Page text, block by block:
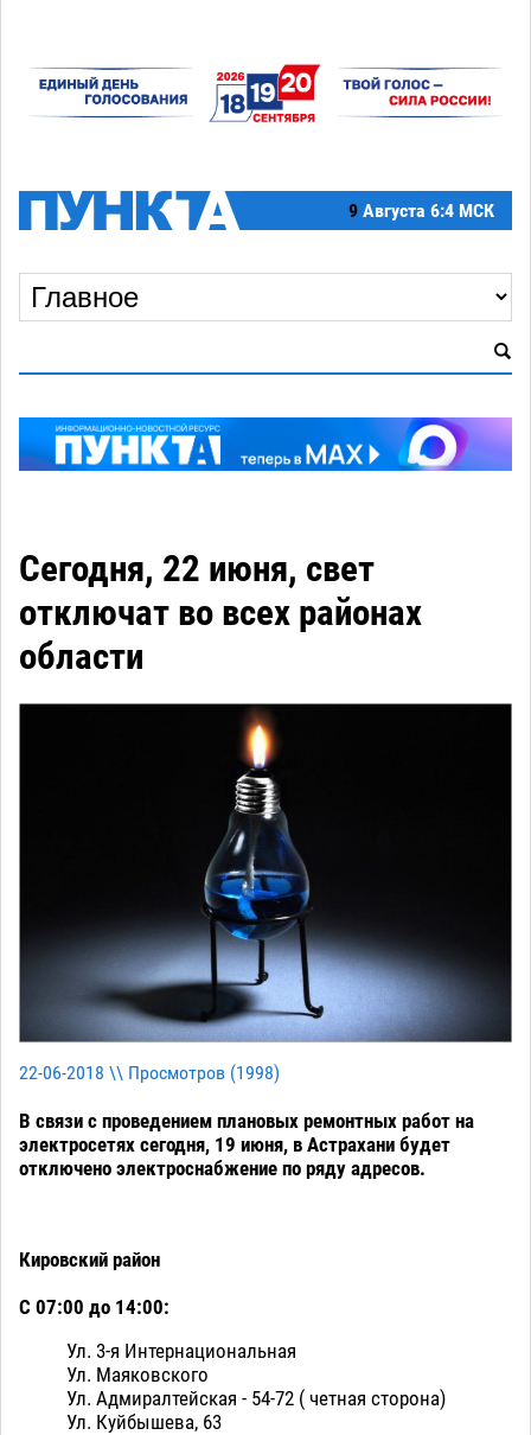
9 Августа 6:4 МСК
Сегодня, 22 июня, свет
отключат во всех районах
области
22-06-2018 \\ Просмотров (1998)
В связи с проведением плановых ремонтных работ на
электросетях сегодня, 19 июня, в Астрахани будет
отключено электроснабжение по ряду адресов.
Кировский район
С 07:00 до 14:00:
Ул. 3-я Интернациональная
Ул. Маяковского
Ул. Адмиралтейская - 54-72 ( четная сторона)
Ул. Куйбышева, 63